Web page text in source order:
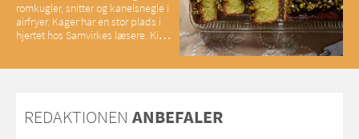
romkugler, snitter og kanelsnegle i
airfryer. Kager har en stor plads i
hjertet hos Samvirkes læsere. Kig
REDAKTIONEN ANBEFALER